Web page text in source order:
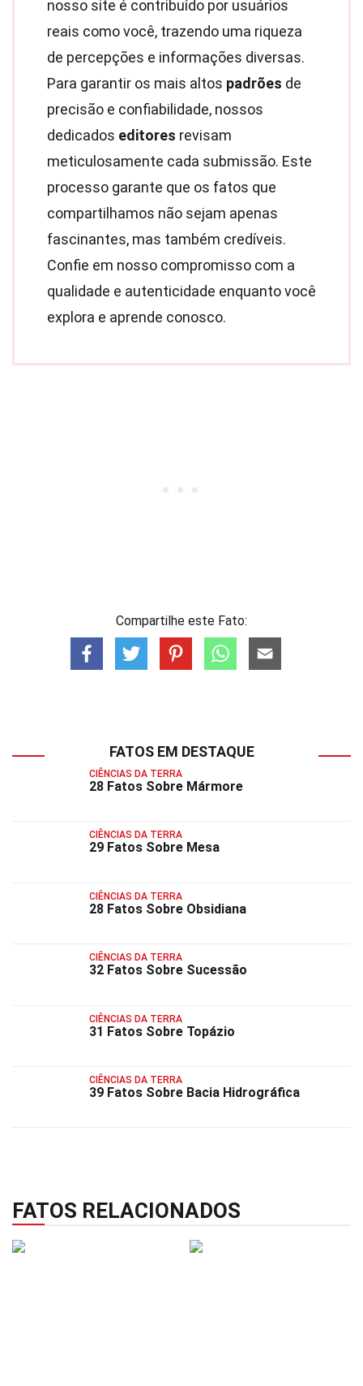
nosso site é contribuído por usuários
reais como você, trazendo uma riqueza
de percepções e informações diversas.
Para garantir os mais altos padrões de
precisão e confiabilidade, nossos
dedicados editores revisam
meticulosamente cada submissão. Este
processo garante que os fatos que
compartilhamos não sejam apenas
fascinantes, mas também credíveis.
Confie em nosso compromisso com a
qualidade e autenticidade enquanto você
explora e aprende conosco.
Compartilhe este Fato:
FATOS EM DESTAQUE
CIÊNCIAS DA TERRA
28 Fatos Sobre Mármore
CIÊNCIAS DA TERRA
29 Fatos Sobre Mesa
CIÊNCIAS DA TERRA
28 Fatos Sobre Obsidiana
CIÊNCIAS DA TERRA
32 Fatos Sobre Sucessão
CIÊNCIAS DA TERRA
31 Fatos Sobre Topázio
CIÊNCIAS DA TERRA
39 Fatos Sobre Bacia Hidrográfica
FATOS RELACIONADOS